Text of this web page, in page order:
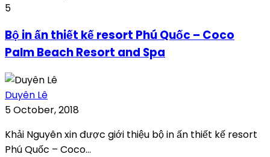
5
Bộ in ấn thiết kế resort Phú Quốc – Coco
Palm Beach Resort and Spa
Duyên Lê
5 October, 2018
Khải Nguyên xin được giới thiệu bộ in ấn thiết kế resort
Phú Quốc – Coco...